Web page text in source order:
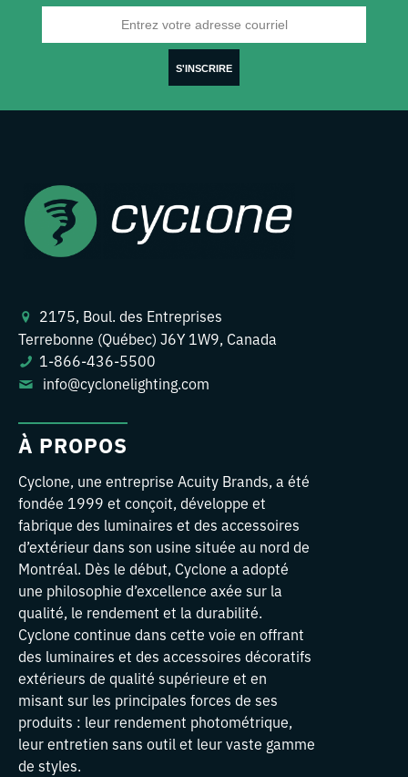
2175, Boul. des Entreprises
Terrebonne (Québec) J6Y 1W9, Canada
1-866-436-5500
info@cyclonelighting.com
À PROPOS
Cyclone, une entreprise Acuity Brands, a été
fondée 1999 et conçoit, développe et
fabrique des luminaires et des accessoires
d’extérieur dans son usine située au nord de
Montréal. Dès le début, Cyclone a adopté
une philosophie d’excellence axée sur la
qualité, le rendement et la durabilité.
Cyclone continue dans cette voie en offrant
des luminaires et des accessoires décoratifs
extérieurs de qualité supérieure et en
misant sur les principales forces de ses
produits : leur rendement photométrique,
leur entretien sans outil et leur vaste gamme
de styles.